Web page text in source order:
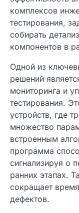
комплексов
тестирования,
собирать
компонентов в
Одной из
решений
мониторинга и
тестирования.
устройств, где
множество
встроенным
программа
сигнализируя о
ранних этапах.
сокращает
дефектов.